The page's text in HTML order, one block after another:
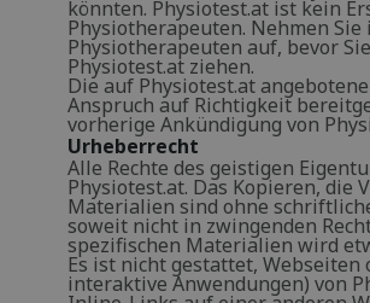
könnten. Physiotest.at ist kein
Physiotherapeuten. Nehmen
Physiotherapeuten auf, bevor
Physiotest.at ziehen.
Die auf Physiotest.at
Anspruch auf Richtigkeit
vorherige Ankündigung von
Urheberrecht
Alle Rechte des geistigen
Physiotest.at. Das Kopieren,
Materialien sind ohne
soweit nicht in zwingenden
spezifischen Materialien wird
Es ist nicht gestattet, Webseiten
interaktive Anwendungen) von